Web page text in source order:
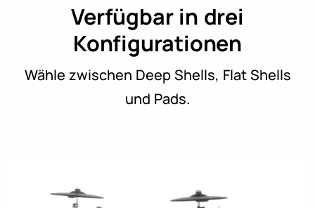
Verfügbar in drei
Konfigurationen
Wähle zwischen Deep Shells, Flat Shells
und Pads.